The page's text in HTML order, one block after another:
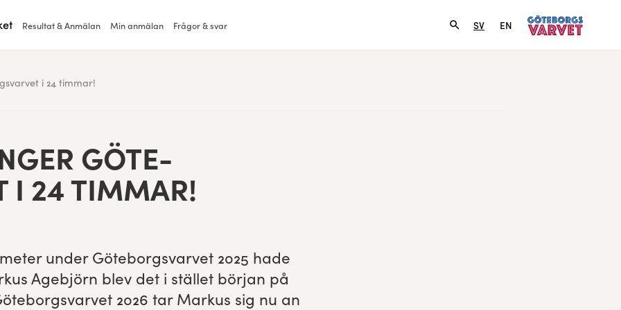
Resultat & Anmälan Min anmälan Frågor & svar SV EN
i 24 timmar!
GÖTE­
I 24TIMMAR!
under Göte­borgsvarvet 2025 hade
Age­b­jörn blev det i stäl­let bör­jan på
2026 tar Markus sig nu an